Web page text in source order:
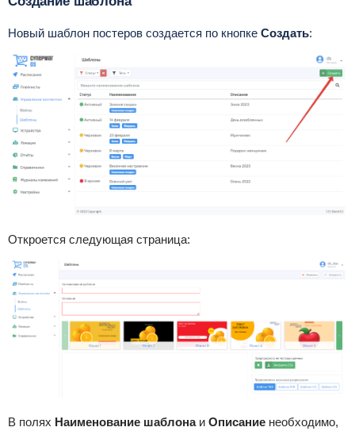
Новый шаблон постеров создается по кнопке Создать:
Откроется следующая страница:
В полях Наименование шаблонаи Описаниенеобходимо,